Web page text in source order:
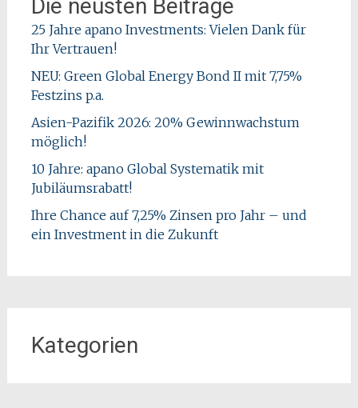
Die neusten Beiträge
25 Jahre apano Investments: Vielen Dank für
Ihr Vertrauen!
NEU: Green Global Energy Bond II mit 7,75%
Festzins p.a.
Asien-Pazifik 2026: 20% Gewinnwachstum
möglich!
10 Jahre: apano Global Systematik mit
Jubiläumsrabatt!
Ihre Chance auf 7,25% Zinsen pro Jahr – und
ein Investment in die Zukunft
Kategorien